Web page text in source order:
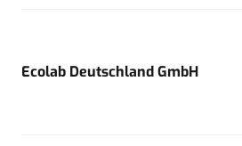
Ecolab Deutschland GmbH